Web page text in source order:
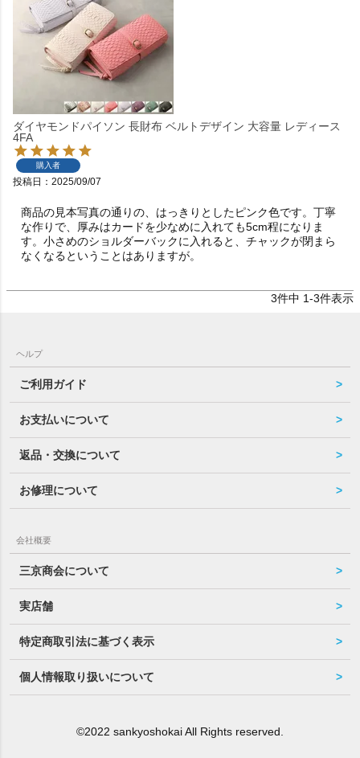
ダイヤモンドパイソン 長財布 ベルトデザイン 大容量 レディース
4FA
購入者
投稿日 2025/09/07
商品の見本写真の通りの、はっきりとしたピンク色です。丁寧
な作りで、厚みはカードを少なめに入れても5cm程になりま
す。小さめのショルダーバックに入れると、チャックが閉まら
なくなるということはありますが。
3件中 1-3件表示
ヘルプ
ご利用ガイド
お支払いについて
返品・交換について
お修理について
会社概要
三京商会について
実店舗
特定商取引法に基づく表示
個人情報取り扱いについて
©2022 sankyoshokai All Rights reserved.